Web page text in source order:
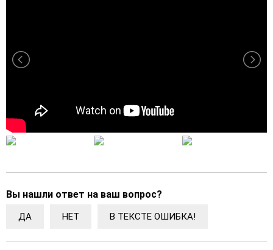
Вы нашли ответ на ваш вопрос?
ДА НЕТ В ТЕКСТЕ ОШИБКА!